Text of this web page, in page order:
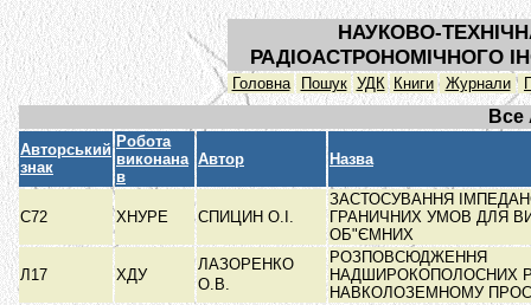
НАУКОВО-
РАДІОАСТРОНОМІЧНОГО
Головна Пошук УДК Книги Журнали
Все
Авторський
знак
Робота
виконана
в
Автор Назва
С72 ХНУРЕ СПИЦИН О.І.
ЗАСТОСУВАННЯ
ГРАНИЧНИХ УМОВ ДЛЯ
ОБ"ЄМНИХ
Л17 ХДУ
ЛАЗОРЕНКО
О.В.
РОЗПОВСЮДЖЕННЯ
НАДШИРОКОПОЛОСНИХ
НАВКОЛОЗЕМНОМУ